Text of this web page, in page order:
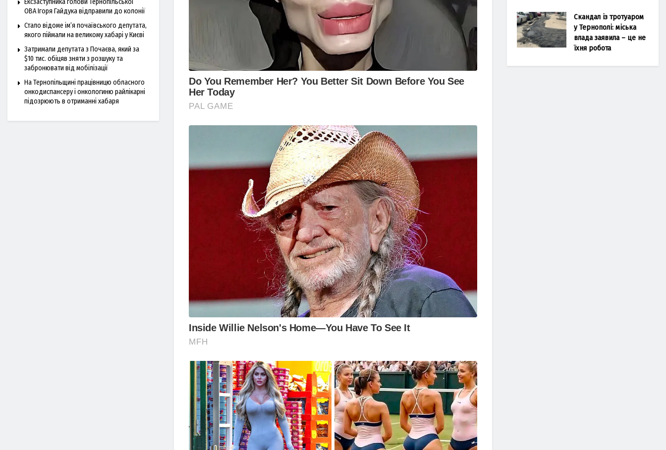
Ексзаступника голови Тернопільської
ОВА Ігоря Гайдука відправили до колонії
Стало відоме ім’я почаївського депутата,
якого піймали на великому хабарі у Києві
Затримали депутата з Почаєва, який за
$10 тис. обіцяв зняти з розшуку та
забронювати від мобілізації
На Тернопільщині працівницю обласного
онкодиспансеру і онкологиню райлікарні
підозрюють в отриманні хабаря
Скандал із тротуаром
у Тернополі: міська
влада заявила – це не
їхня робота